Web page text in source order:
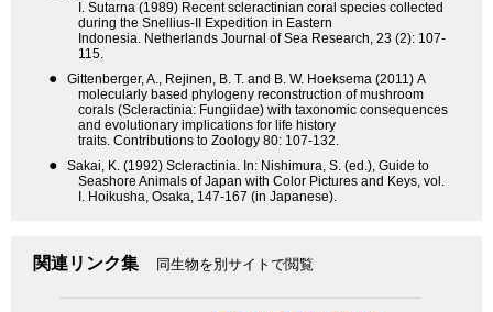
I. Sutarna (1989) Recent scleractinian coral species collected
during the Snellius-II Expedition in Eastern
Indonesia. Netherlands Journal of Sea Research, 23 (2): 107-
115.
●
Gittenberger, A., Rejinen, B. T. and B. W. Hoeksema (2011) A
molecularly based phylogeny reconstruction of mushroom
corals (Scleractinia: Fungiidae) with taxonomic consequences
and evolutionary implications for life history
traits. Contributions to Zoology 80: 107-132.
●
Sakai, K. (1992) Scleractinia. In: Nishimura, S. (ed.), Guide to
Seashore Animals of Japan with Color Pictures and Keys, vol.
I. Hoikusha, Osaka, 147-167 (in Japanese).
関連リンク集 同生物を別サイトで閲覧